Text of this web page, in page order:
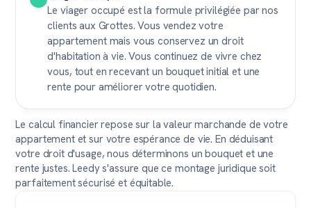
Le viager occupé est la formule privilégiée par nos
clients aux Grottes. Vous vendez votre
appartement mais vous conservez un droit
d'habitation à vie. Vous continuez de vivre chez
vous, tout en recevant un bouquet initial et une
rente pour améliorer votre quotidien.
Le calcul financier repose sur la valeur marchande de votre
appartement et sur votre espérance de vie. En déduisant
votre droit d'usage, nous déterminons un bouquet et une
rente justes. Leedy s'assure que ce montage juridique soit
parfaitement sécurisé et équitable.